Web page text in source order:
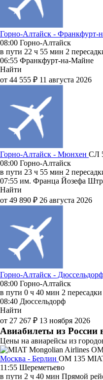
Горно-Алтайск - Франкфурт-
08:00 Горно-Алтайск
в пути 22 ч 55 мин 2
06:55 Франкфурт-на-Майне
Найти
от 44 555 ₽ 11 августа 2026
Горно-Алтайск - Мюнхен СЛ
08:00 Горно-Алтайск
в пути 23 ч 55 мин 2
07:55 им. Франца Йозефа
Найти
от 49 890 ₽ 26 августа 2026
Горно-Алтайск - Дюссельдорф
08:00 Горно-Алтайск
в пути 0 ч 40 мин 2 пересадки
08:40 Дюссельдорф
Найти
от 27 267 ₽ 13 ноября 2026
Авиабилеты из России
Цены на авиарейсы из
Москва - Берлин OM 135
11:55 Шереметьево
в пути 2 ч 40 мин Прямой